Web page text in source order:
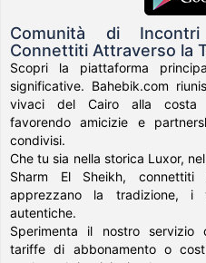
Comunità di
Connettiti Attraverso la
Scopri la piattaforma
significative. Bahebik.com
vivaci del Cairo alla costa
favorendo amicizie e
condivisi.
Che tu sia nella storica Luxor,
Sharm El Sheikh,
apprezzano la tradizione, i
autentiche.
Sperimenta il nostro servizio
tariffe di abbonamento o